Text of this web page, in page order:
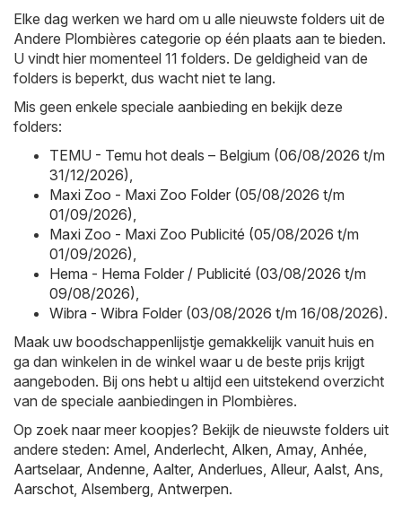
Elke dag werken we hard om u alle nieuwste folders uit de
Andere Plombières categorie op één plaats aan te bieden.
U vindt hier momenteel 11 folders. De geldigheid van de
folders is beperkt, dus wacht niet te lang.
Mis geen enkele speciale aanbieding en bekijk deze
folders:
TEMU - Temu hot deals – Belgium (06/08/2026 t/m
31/12/2026)
Maxi Zoo - Maxi Zoo Folder (05/08/2026 t/m
01/09/2026)
Maxi Zoo - Maxi Zoo Publicité (05/08/2026 t/m
01/09/2026)
Hema - Hema Folder / Publicité (03/08/2026 t/m
09/08/2026)
Wibra - Wibra Folder (03/08/2026 t/m 16/08/2026).
Maak uw boodschappenlijstje gemakkelijk vanuit huis en
ga dan winkelen in de winkel waar u de beste prijs krijgt
aangeboden. Bij ons hebt u altijd een uitstekend overzicht
van de speciale aanbiedingen in Plombières.
Op zoek naar meer koopjes? Bekijk de nieuwste folders uit
andere steden: Amel Anderlecht Alken Amay, Anhée
Aartselaar, Andenne Aalter, Anderlues Alleur, Aalst Ans
Aarschot Alsemberg Antwerpen.